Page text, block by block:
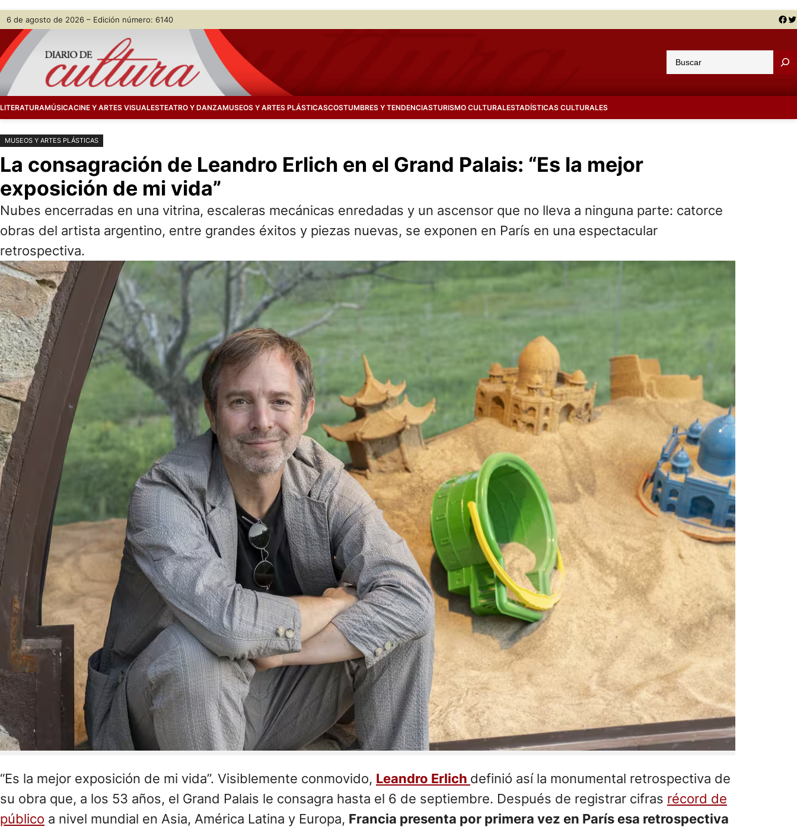
Saltar
contenido
Skip
content
6 de agosto de 2026 – Edición número: 6140 Facebook Twitter
u
a
LITERATURAMÚSICACINE Y ARTES VISUALESTEATRO Y DANZAMUSEOS Y ARTES PLÁSTICASCOSTUMBRES Y TENDENCIASTURISMO CULTURALESTADÍSTICAS CULTURALES
MUSEOS Y ARTES PLÁSTICAS
La consagración de Leandro Erlich en el Grand Palais: “Es la mejor
exposición de mi vida”
Nubes encerradas en una vitrina, escaleras mecánicas enredadas y un ascensor que no lleva a ninguna parte: catorce
obras del artista argentino, entre grandes éxitos y piezas nuevas, se exponen en París en una espectacular
retrospectiva.
“Es la mejor exposición de mi vida”. Visiblemente conmovido, Leandro Erlich definió así la monumental retrospectiva de
su obra que, a los 53 años, el Grand Palais le consagra hasta el 6 de septiembre. Después de registrar cifras récord de
público a nivel mundial en Asia, América Latina y Europa, Francia presenta por primera vez en París esa retrospectiva